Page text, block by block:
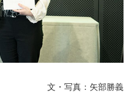
文・写真：矢部勝義